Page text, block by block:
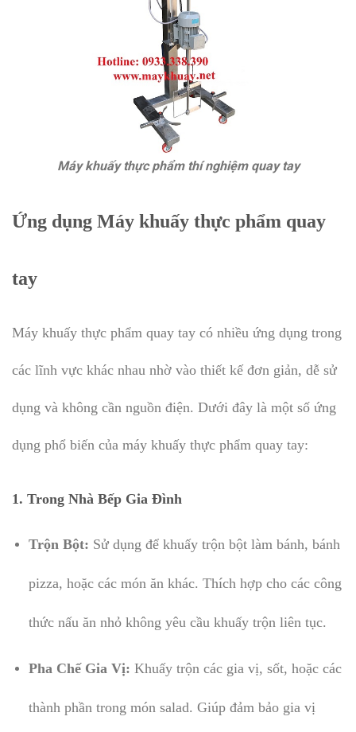
Máy khuấy thực phẩm thí nghiệm quay tay
Ứng dụng Máy khuấy thực phẩm quay
tay
Máy khuấy thực phẩm quay tay có nhiều ứng dụng trong
các lĩnh vực khác nhau nhờ vào thiết kế đơn giản, dễ sử
dụng và không cần nguồn điện. Dưới đây là một số ứng
dụng phổ biến của máy khuấy thực phẩm quay tay:
1. Trong Nhà Bếp Gia Đình
Trộn Bột: Sử dụng để khuấy trộn bột làm bánh, bánh
pizza, hoặc các món ăn khác. Thích hợp cho các công
thức nấu ăn nhỏ không yêu cầu khuấy trộn liên tục.
Pha Chế Gia Vị: Khuấy trộn các gia vị, sốt, hoặc các
thành phần trong món salad. Giúp đảm bảo gia vị